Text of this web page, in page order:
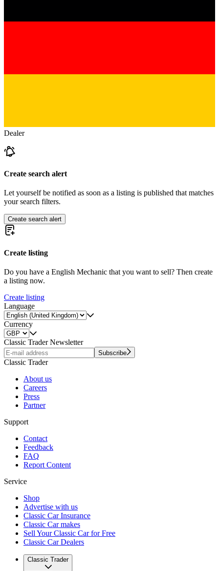
Dealer
Create search alert
Let yourself be notified as soon as a listing is published that matches
your search filters.
Create search alert
Create listing
Do you have a English Mechanic that you want to sell? Then create
a listing now.
Create listing
Language
Currency
Classic Trader Newsletter
Subscribe
Classic Trader
About us
Careers
Press
Partner
Support
Contact
Feedback
FAQ
Report Content
Service
Shop
Advertise with us
Classic Car Insurance
Classic Car makes
Sell Your Classic Car for Free
Classic Car Dealers
Classic Trader